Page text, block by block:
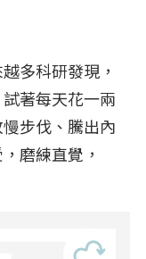
多科研發現，
著每天花一兩
步伐、騰出內
磨練直覺，